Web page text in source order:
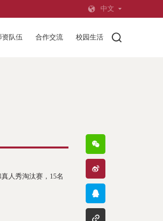
中文
资队伍 合作交流 校园生活
人秀淘汰赛，15名